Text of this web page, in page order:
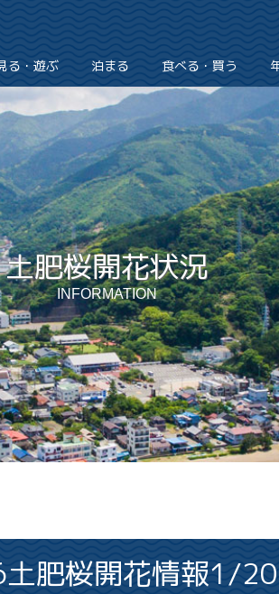
る・遊ぶ 泊まる 食べる・買う
土肥桜開花状況
INFORMATION
肥桜開花情報1/20